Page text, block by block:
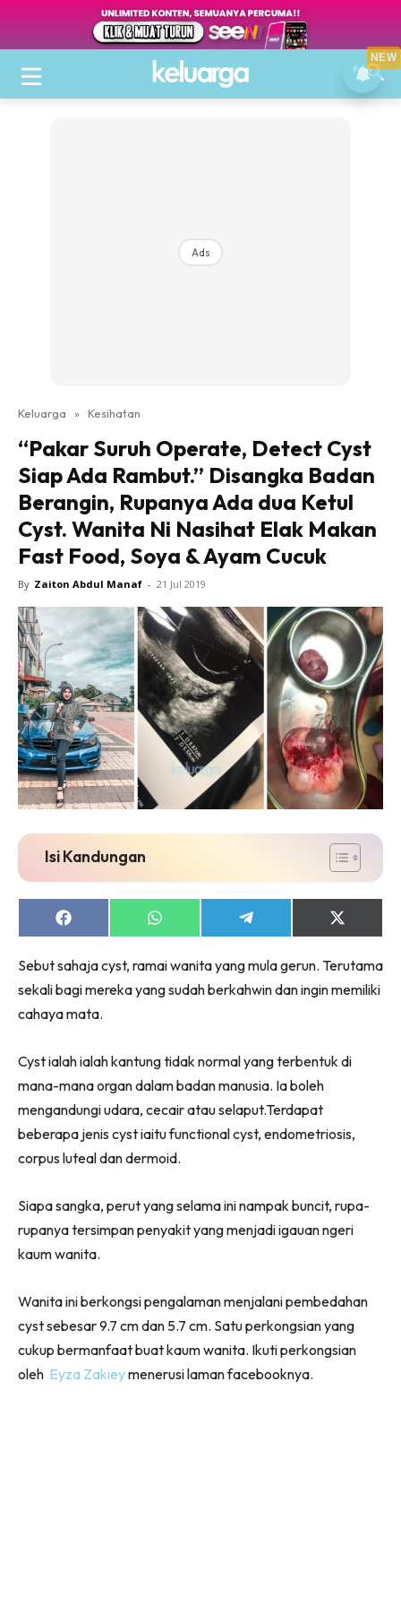
Ads
Keluarga » Kesihatan
“Pakar Suruh Operate, Detect Cyst
Siap Ada Rambut.” Disangka Badan
Berangin, Rupanya Ada dua Ketul
Cyst. Wanita Ni Nasihat Elak Makan
Fast Food, Soya & Ayam Cucuk
By Zaiton Abdul Manaf - 21 Jul 2019
Isi Kandungan
Share
on
Share
on
Share
on
Share
on
(Twitter)
Sebut sahaja cyst, ramai wanita yang mula gerun. Terutama
sekali bagi mereka yang sudah berkahwin dan ingin memiliki
cahaya mata.
Cyst ialah ialah kantung tidak normal yang terbentuk di
mana-mana organ dalam badan manusia. Ia boleh
mengandungi udara, cecair atau selaput.Terdapat
beberapa jenis cyst iaitu functional cyst, endometriosis,
corpus luteal dan dermoid.
Siapa sangka, perut yang selama ini nampak buncit, rupa-
rupanya tersimpan penyakit yang menjadi igauan ngeri
kaum wanita.
Wanita ini berkongsi pengalaman menjalani pembedahan
cyst sebesar 9.7 cm dan 5.7 cm. Satu perkongsian yang
cukup bermanfaat buat kaum wanita. Ikuti perkongsian
oleh Eyza Zakieymenerusi laman facebooknya.
NEW